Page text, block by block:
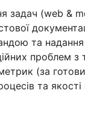
задач (web &
та
проблем з
(за
та